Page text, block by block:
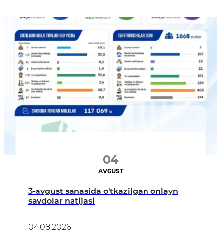
04
AVGUST
3-avgust sanasida o'tkazilgan onlayn
savdolar natijasi
04.08.2026